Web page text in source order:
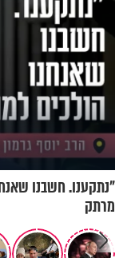
"נתקענו. חשבנו
מרתק